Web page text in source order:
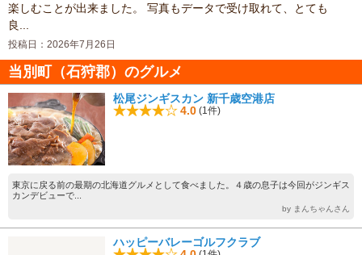
楽しむことが出来ました。 写真もデータで受け取れて、とても
良...
投稿日：2026年7月26日
当別町（石狩郡）のグルメ
松尾ジンギスカン 新千歳空港店
4.0 (1件)
東京に戻る前の最期の北海道グルメとして食べました。４歳の息子は今回がジンギス
カンデビューで...
by まんちゃんさん
ハッピーバレーゴルフクラブ